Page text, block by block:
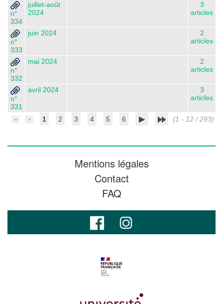
n°
334
juillet-août
2024
3
articles
n°
333
juin 2024
2
articles
n°
332
mai 2024
2
articles
n°
331
avril 2024
3
articles
1 2 3 4 5 6 (1 - 12 / 293)
Mentions légales
Contact
FAQ